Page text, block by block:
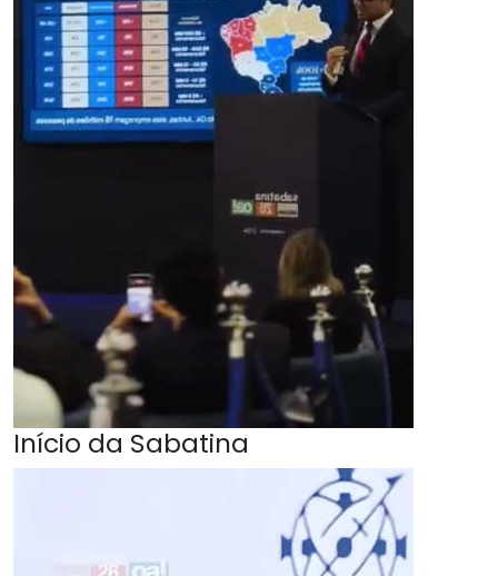
Início da Sabatina